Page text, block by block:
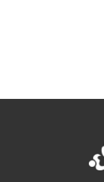
Posts